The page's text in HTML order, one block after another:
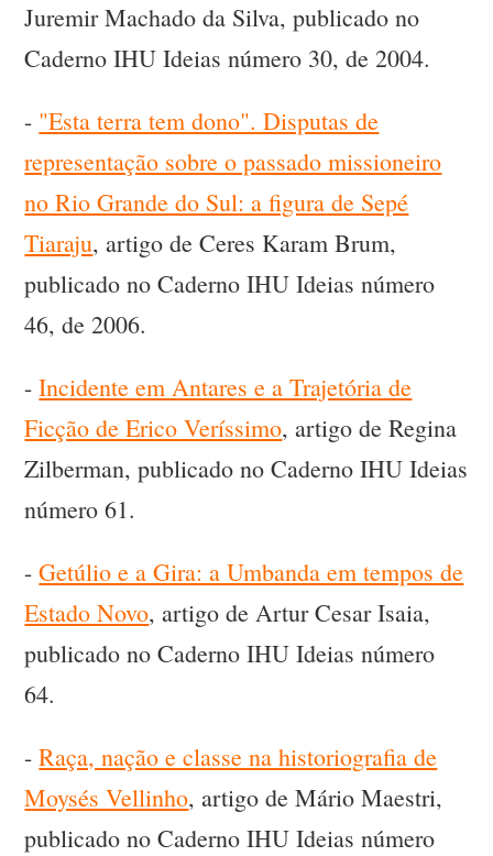
Juremir Machado da Silva, publicado no
Caderno IHU Ideias número 30, de 2004.
- "Esta terra tem dono". Disputas de
representação sobre o passado missioneiro
no Rio Grande do Sul: a figura de Sepé
Tiaraju, artigo de Ceres Karam Brum,
publicado no Caderno IHU Ideias número
46, de 2006.
-Incidente em Antares e a Trajetória de
Ficção de Erico Veríssimo, artigo de Regina
Zilberman, publicado no Caderno IHU Ideias
número 61.
-Getúlio e a Gira: a Umbanda em tempos de
Estado Novo, artigo de Artur Cesar Isaia,
publicado no Caderno IHU Ideias número
64.
-Raça, nação e classe na historiografia de
Moysés Vellinho, artigo de Mário Maestri,
publicado no Caderno IHU Ideias número